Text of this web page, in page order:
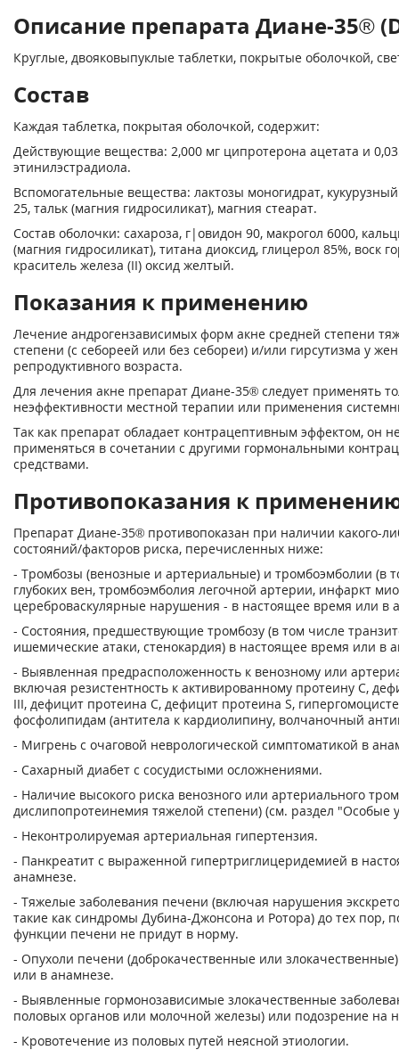
Описание препарата Диане-35®
Круглые, двояковыпуклые таблетки, покрытые оболочкой,
Состав
Каждая таблетка, покрытая оболочкой, содержит:
Действующие вещества: 2,000 мг ципротерона ацетата и
этинилэстрадиола.
Вспомогательные вещества: лактозы моногидрат,
25, тальк (магния гидросиликат), магния стеарат.
Состав оболочки: сахароза, г|овидон 90, макрогол 6000,
(магния гидросиликат), титана диоксид, глицерол 85%, воск
краситель железа (II) оксид желтый.
Показания к применению
Лечение андрогензависимых форм акне средней степени
степени (с себореей или без себореи) и/или гирсутизма у
репродуктивного возраста.
Для лечения акне препарат Диане-35® следует применять
неэффективности местной терапии или применения
Так как препарат обладает контрацептивным эффектом, он
применяться в сочетании с другими гормональными
средствами.
Противопоказания к
Препарат Диане-35® противопоказан при наличии какого-
состояний/факторов риска, перечисленных ниже:
- Тромбозы (венозные и артериальные) и тромбоэмболии (в
глубоких вен, тромбоэмболия легочной артерии, инфаркт
цереброваскулярные нарушения - в настоящее время или в
- Состояния, предшествующие тромбозу (в том числе
ишемические атаки, стенокардия) в настоящее время или в
- Выявленная предрасположенность к венозному или
включая резистентность к активированному протеину С,
III, дефицит протеина С, дефицит протеина S,
фосфолипидам (антитела к кардиолипину, волчаночный
- Мигрень с очаговой неврологической симптоматикой в
- Сахарный диабет с сосудистыми осложнениями.
- Наличие высокого риска венозного или артериального
дислипопротеинемия тяжелой степени) (см. раздел "Особые
- Неконтролируемая артериальная гипертензия.
- Панкреатит с выраженной гипертриглицеридемией в
анамнезе.
- Тяжелые заболевания печени (включая нарушения
такие как синдромы Дубина-Джонсона и Ротора) до тех пор,
функции печени не придут в норму.
- Опухоли печени (доброкачественные или
или в анамнезе.
- Выявленные гормонозависимые злокачественные
половых органов или молочной железы) или подозрение на
- Кровотечение из половых путей неясной этиологии.